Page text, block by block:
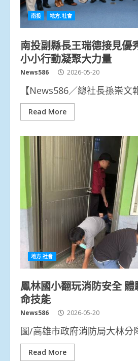
南投 地方.社會
南投副縣長王瑞德接見優
小小行動凝聚大力量
News586 2026-05-20
【News586／總社長孫崇文
Read More
地方.社會
鳳林國小翻玩消防安全
命技能
News586 2026-05-20
圖/高雄市政府消防局大林分
Read More